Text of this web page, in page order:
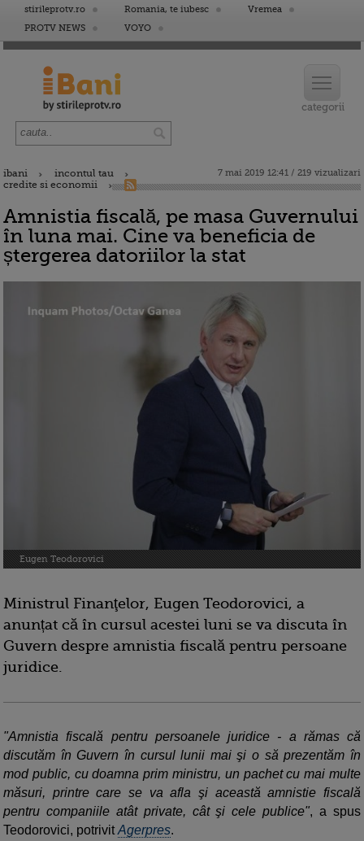
stirileprotv.ro Romania, te iubesc
Vremea
PROTV NEWS
VOYO
ibani
incontul tau
credite si economii
7 mai 2019 12:41 / 219 vizualizari
Amnistia fiscală, pe masa Guvernului
în luna mai. Cine va beneficia de
ștergerea datoriilor la stat
Eugen Teodorovici
Ministrul Finanţelor, Eugen Teodorovici, a
anunțat că în cursul acestei luni se va discuta în
Guvern despre amnistia fiscală pentru persoane
juridice.
"Amnistia fiscală pentru persoanele juridice - a rămas că
discutăm în Guvern în cursul lunii mai şi o să prezentăm în
mod public, cu doamna prim ministru, un pachet cu mai multe
măsuri, printre care se va afla şi această amnistie fiscală
pentru companiile atât private, cât şi cele publice", a spus
Teodorovici, potrivitAgerpres.